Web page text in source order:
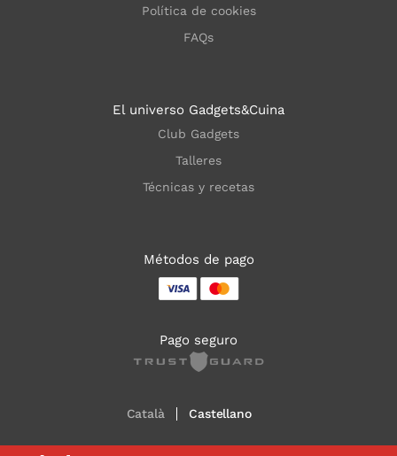
Política de cookies
FAQs
El universo Gadgets&Cuina
Club Gadgets
Talleres
Técnicas y recetas
Métodos de pago
Pago seguro
Català Castellano